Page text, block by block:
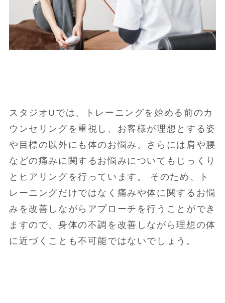
スタジオUでは、トレーニングを始める前のカ
ウンセリングを重視し、お客様が理想とする姿
や目標の以外にも体のお悩み、さらには肩や腰
などの痛みに関するお悩みについてもじっくり
とヒアリングを行っています。 そのため、ト
レーニングだけではなく痛みや体に関するお悩
みを改善しながらアプローチを行うことができ
ますので、身体の不調を改善しながら理想の体
に近づくことも不可能ではないでしょう。